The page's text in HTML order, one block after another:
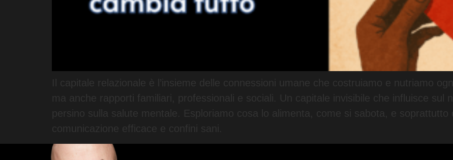
Il capitale relazionale è l’insieme delle connessioni umane che costruiamo e nutriamo
ma anche rapporti familiari, professionali e sociali. Un capitale invisibile che influisce sul
persino sulla salute mentale. Esploriamo cosa lo alimenta, come si sabota, e soprattutto
comunicazione efficace e confini sani.